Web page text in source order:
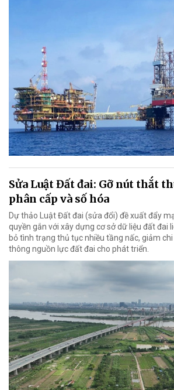
Sửa Luật Đất đai: Gỡ nút thắt
phân cấp và số hóa
Dự thảo Luật Đất đai (sửa đổi) đề xuất đẩy
quyền gắn với xây dựng cơ sở dữ liệu đất đai
bỏ tình trạng thủ tục nhiều tầng nấc, giảm
thông nguồn lực đất đai cho phát triển.